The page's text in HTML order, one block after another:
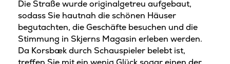
Die Straße wurde originalgetreu aufgebaut,
sodass Sie hautnah die schönen Häuser
begutachten, die Geschäfte besuchen und die
Stimmung in Skjerns Magasin erleben werden.
Da Korsbæk durch Schauspieler belebt ist,